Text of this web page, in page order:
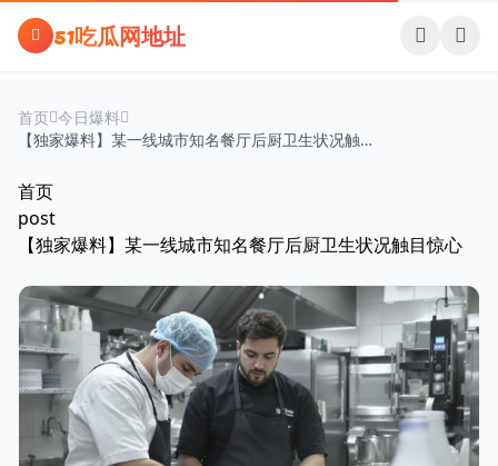
跳过导航
51吃瓜网地址
首页 今日爆料
【独家爆料】某一线城市知名餐厅后厨卫生状况触
首页
post
【独家爆料】某一线城市知名餐厅后厨卫生状况触目惊心